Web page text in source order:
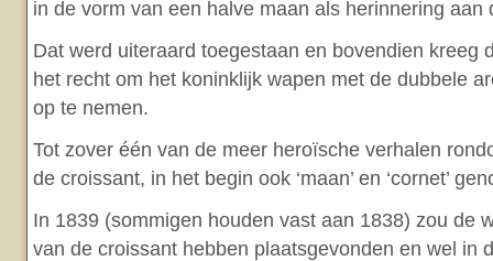
in de vorm van een halve maan als herinnering aan
Dat werd uiteraard toegestaan en bovendien kreeg
het recht om het koninklijk wapen met de dubbele
op te nemen.
Tot zover één van de meer heroïsche verhalen
de croissant, in het begin ook ‘maan’ en ‘cornet’
In 1839 (sommigen houden vast aan 1838) zou de
van de croissant hebben plaatsgevonden en wel in